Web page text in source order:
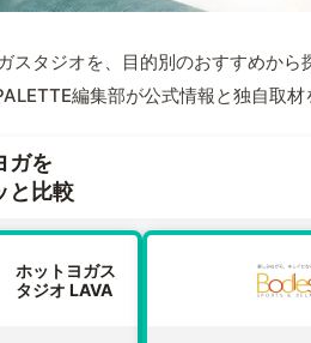
スタジオを、目的別のおすすめか
編集部が公式情報と独自取材
ガを
と比較
ホットヨガス
タジオ LAVA